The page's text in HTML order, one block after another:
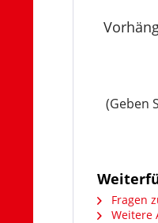
(Geben
Fragen
Weitere